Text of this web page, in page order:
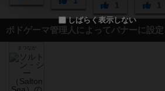
1 1
ボドゲーマ管理人によってバナーに設
まつなが
しばらく表示しない